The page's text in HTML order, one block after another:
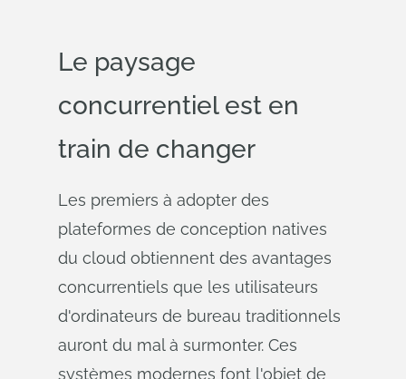
Le paysage
concurrentiel est en
train de changer
Les premiers à adopter des
plateformes de conception natives
du cloud obtiennent des avantages
concurrentiels que les utilisateurs
d'ordinateurs de bureau traditionnels
auront du mal à surmonter. Ces
systèmes modernes font l'objet de